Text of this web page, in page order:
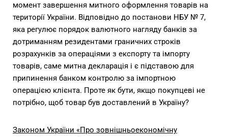
момент завершення митного оформлення товарів на
території України. Відповідно до постанови НБУ № 7,
яка регулює порядок валютного нагляду банків за
дотриманням резидентами граничних строків
розрахунків за операціями з експорту та імпорту
товарів, саме митна декларація і є підставою для
припинення банком контролю за імпортною
операцією клієнта. Проте як бути, якщо покупцеві не
потрібно, щоб товар був доставлений в Україну?
Законом України «Про зовнішньоекономічну